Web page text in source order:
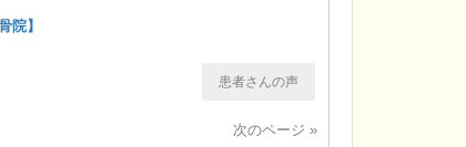
院】
患者さんの声
次のページ »